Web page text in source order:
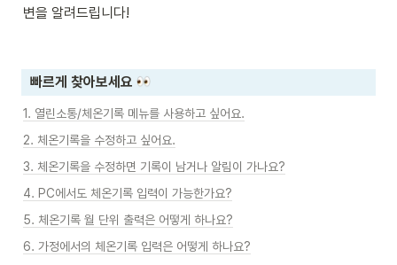
변을 알려드립니다!
빠르게 찾아보세요
1. 열린소통/체온기록 메뉴를 사용하고 싶어요.
2. 체온기록을 수정하고 싶어요.
3. 체온기록을 수정하면 기록이 남거나 알림이 가나요?
4. PC에서도 체온기록 입력이 가능한가요?
5. 체온기록 월 단위 출력은 어떻게 하나요?
6. 가정에서의 체온기록 입력은 어떻게 하나요?